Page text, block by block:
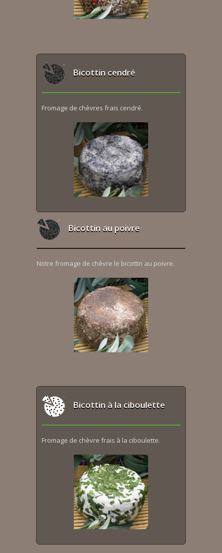
Bicottin cendré
Fromage de chèvres frais cendré.
Bicottin au poivre
Notre fromage de chèvre le bicottin au poivre.
Bicottin à la ciboulette
Fromage de chèvre frais à la ciboulette.